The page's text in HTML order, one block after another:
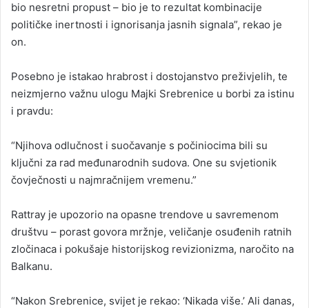
bio nesretni propust – bio je to rezultat kombinacije
političke inertnosti i ignorisanja jasnih signala”, rekao je
on.
Posebno je istakao hrabrost i dostojanstvo preživjelih, te
neizmjerno važnu ulogu Majki Srebrenice u borbi za istinu
i pravdu:
“Njihova odlučnost i suočavanje s počiniocima bili su
ključni za rad međunarodnih sudova. One su svjetionik
čovječnosti u najmračnijem vremenu.”
Rattray je upozorio na opasne trendove u savremenom
društvu – porast govora mržnje, veličanje osuđenih ratnih
zločinaca i pokušaje historijskog revizionizma, naročito na
Balkanu.
“Nakon Srebrenice, svijet je rekao: ‘Nikada više.’ Ali danas,